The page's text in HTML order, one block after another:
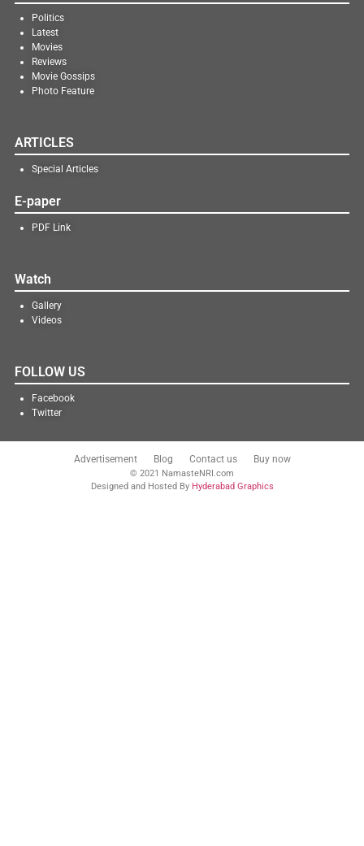
Politics
Latest
Movies
Reviews
Movie Gossips
Photo Feature
ARTICLES
Special Articles
E-paper
PDF Link
Watch
Gallery
Videos
FOLLOW US
Facebook
Twitter
Advertisement Blog Contact us Buy now
© 2021 NamasteNRI.com
Designed and Hosted By Hyderabad Graphics